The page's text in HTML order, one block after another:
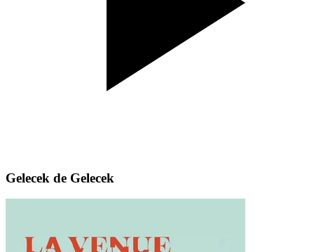
Gelecek de Gelecek